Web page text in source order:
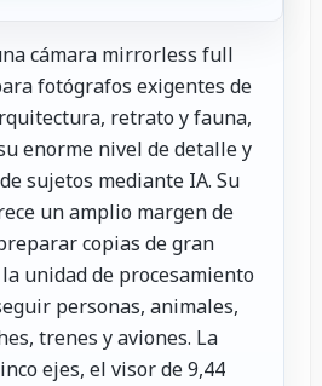
cámara mirrorless full
fotógrafos exigentes de
retrato y fauna,
enorme nivel de detalle y
sujetos mediante IA. Su
un amplio margen de
copias de gran
unidad de procesamiento
personas, animales,
trenes y aviones. La
ejes, el visor de 9,44